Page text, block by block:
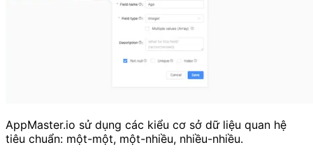
AppMaster.io sử dụng các kiểu cơ sở dữ liệu quan hệ
tiêu chuẩn: một-một, một-nhiều, nhiều-nhiều.